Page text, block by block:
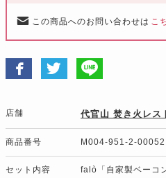
この商品へのお問い合わせは こ
店舗 代官山 焚き火レス
商品番号 M004-951-2-00052
セット内容
falò「自家製ベーコ